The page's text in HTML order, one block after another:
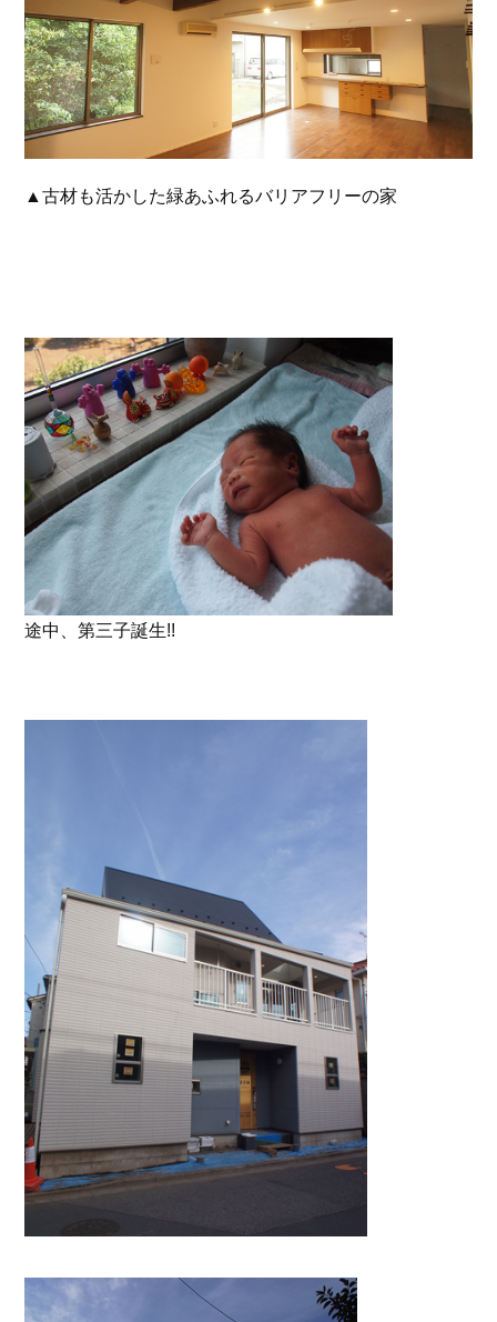
▲古材も活かした緑あふれるバリアフリーの家
途中、第三子誕生!!